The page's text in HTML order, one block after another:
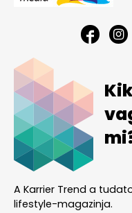
A Karrier Trend a
lifestyle-magazinja.